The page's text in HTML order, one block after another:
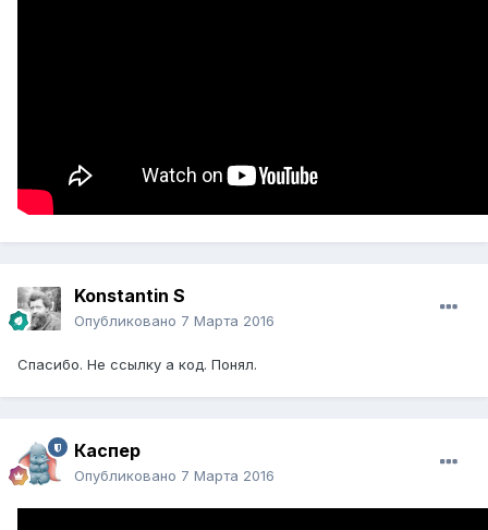
Konstantin S
Опубликовано 7 Марта 2016
Спасибо. Не ссылку а код. Понял.
Каспер
Опубликовано 7 Марта 2016